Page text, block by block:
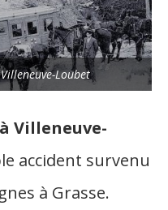
Loubet
Villeneuve-
accident survenu
à Grasse.